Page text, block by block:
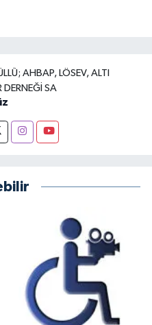
AHBAP, LÖSEV, ALTI
DERNEĞI SA